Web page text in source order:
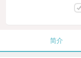
简介